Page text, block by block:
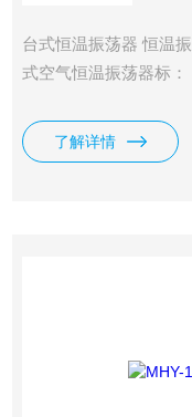
台式恒温振荡器 恒温
式空气恒温振荡器标：
了解详情